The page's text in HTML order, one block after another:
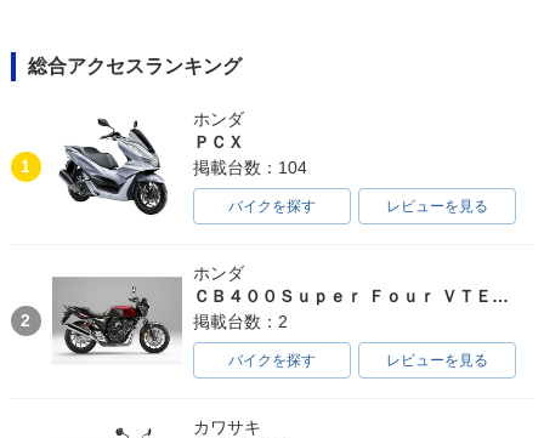
総合アクセスランキング
1
ホンダ
ＰＣＸ
掲載台数：104
バイクを探す レビューを見る
2
ホンダ
ＣＢ４００Ｓｕｐｅｒ Ｆｏｕｒ ＶＴＥＣ ＳＰＥＣ３
掲載台数：2
バイクを探す レビューを見る
カワサキ